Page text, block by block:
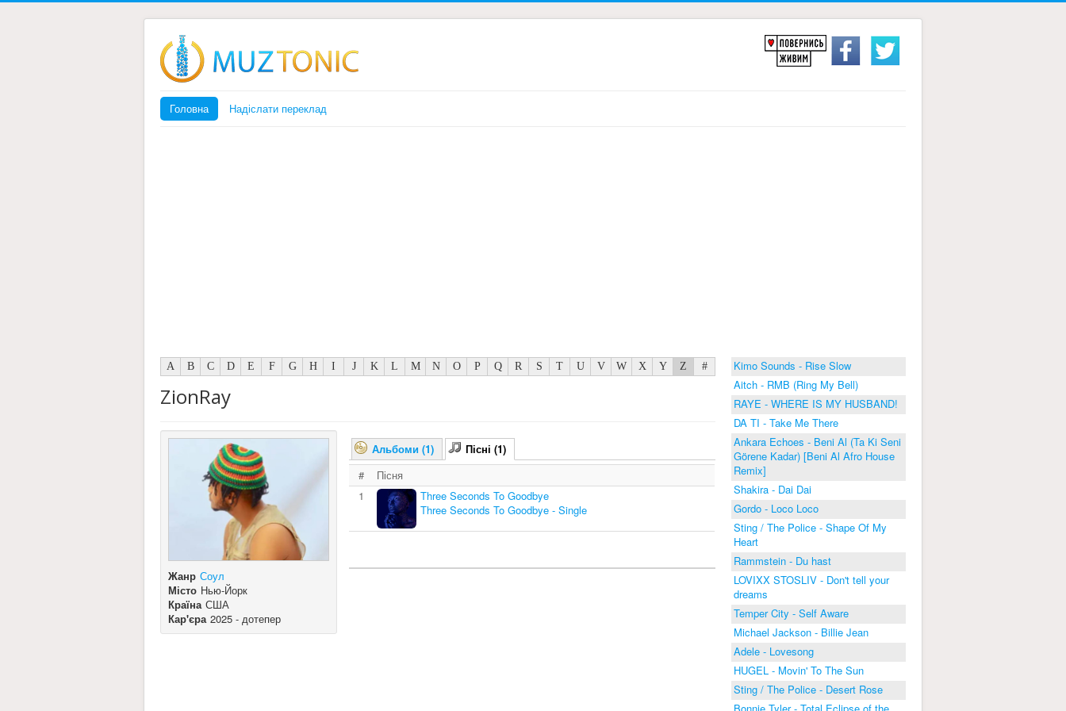
Головна Надіслати переклад
A B C D E F G H I J K L M N O P Q R S T U V W X Y Z #
ZionRay
Жанр Соул
Місто Нью-Йорк
Країна США
Кар'єра 2025 - дотепер
Альбоми (1)
Пісні (1)
#
Пісня
1
Three Seconds To Goodbye
Three Seconds To Goodbye - Single
Kimo Sounds - Rise Slow
Aitch - RMB (Ring My Bell)
RAYE - WHERE IS MY HUSBAND!
DA TI - Take Me There
Ankara Echoes - Beni Al (Ta Ki Seni
Görene Kadar) [Beni Al Afro House
Remix]
Shakira - Dai Dai
Gordo - Loco Loco
Sting / The Police - Shape Of My
Heart
Rammstein - Du hast
LOVIXX STOSLIV - Don't tell your
dreams
Temper City - Self Aware
Michael Jackson - Billie Jean
Adele - Lovesong
HUGEL - Movin' To The Sun
Sting / The Police - Desert Rose